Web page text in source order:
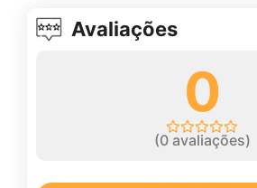
Avaliações
0
(0avaliações)